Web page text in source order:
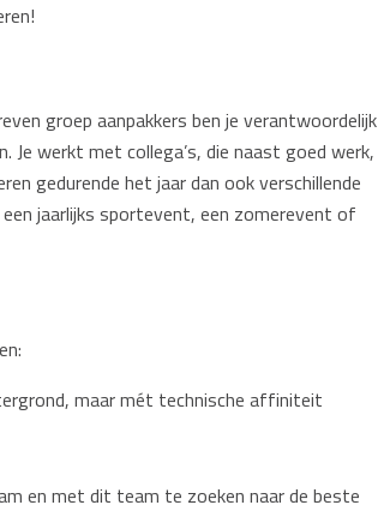
groep aanpakkers ben je verantwoordelijk
Je werkt met collega’s, die naast goed werk,
gedurende het jaar dan ook verschillende
jaarlijks sportevent, een zomerevent of
maar mét technische affiniteit
en met dit team te zoeken naar de beste